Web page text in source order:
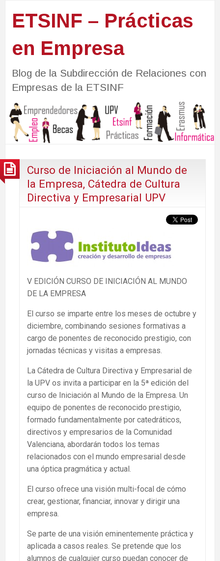
ETSINF – Prácticas
en Empresa
Blog de la Subdirección de Relaciones con
Empresas de la ETSINF
Curso de Iniciación al Mundo de
la Empresa, Cátedra de Cultura
Directiva y Empresarial UPV
V EDICIÓN CURSO DE INICIACIÓN AL MUNDO
DE LA EMPRESA
El curso se imparte entre los meses de octubre y
diciembre, combinando sesiones formativas a
cargo de ponentes de reconocido prestigio, con
jornadas técnicas y visitas a empresas.
La Cátedra de Cultura Directiva y Empresarial de
la UPV os invita a participar en la 5ª edición del
curso de Iniciación al Mundo de la Empresa. Un
equipo de ponentes de reconocido prestigio,
formado fundamentalmente por catedráticos,
directivos y empresarios de la Comunidad
Valenciana, abordarán todos los temas
relacionados con el mundo empresarial desde
una óptica pragmática y actual.
El curso ofrece una visión multi-focal de cómo
crear, gestionar, financiar, innovar y dirigir una
empresa.
Se parte de una visión eminentemente práctica y
aplicada a casos reales. Se pretende que los
alumnos de cualquier curso puedan conocer de